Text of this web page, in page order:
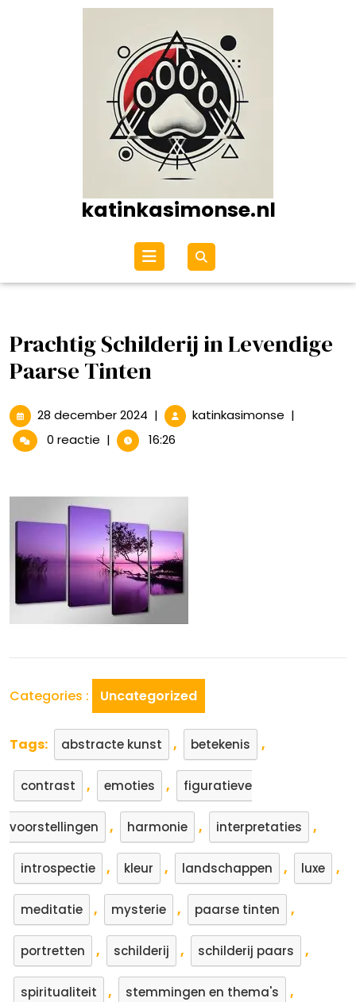
katinkasimonse.nl
Open
menu
Prachtig Schilderij in Levendige
Paarse Tinten
28 december 2024 28
december
2024
| katinkasimonse Prachtig
|
0 reactie | 16:26
Categories : Uncategorized
Tags: abstracte kunst , betekenis ,
contrast , emoties , figuratieve
voorstellingen , harmonie , interpretaties ,
introspectie , kleur , landschappen , luxe ,
meditatie , mysterie , paarse tinten ,
portretten , schilderij , schilderij paars ,
spiritualiteit , stemmingen en thema's ,